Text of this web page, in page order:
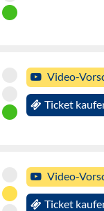
Video-
Ticket
Video-
Ticket